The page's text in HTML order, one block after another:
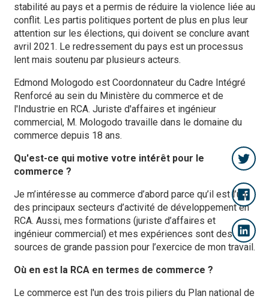
stabilité au pays et a permis de réduire la violence liée au
conflit. Les partis politiques portent de plus en plus leur
attention sur les élections, qui doivent se conclure avant
avril 2021. Le redressement du pays est un processus
lent mais soutenu par plusieurs acteurs.
Edmond Mologodo est Coordonnateur du Cadre Intégré
Renforcé au sein du Ministère du commerce et de
l'Industrie en RCA. Juriste d'affaires et ingénieur
commercial, M. Mologodo travaille dans le domaine du
commerce depuis 18 ans.
Qu'est-ce qui motive votre intérêt pour le
commerce ?
Je m’intéresse au commerce d’abord parce qu’il est l’un
des principaux secteurs d’activité de développement en
RCA. Aussi, mes formations (juriste d’affaires et
ingénieur commercial) et mes expériences sont des
sources de grande passion pour l’exercice de mon travail.
Où en est la RCA en termes de commerce ?
Le commerce est l'un des trois piliers du Plan national de